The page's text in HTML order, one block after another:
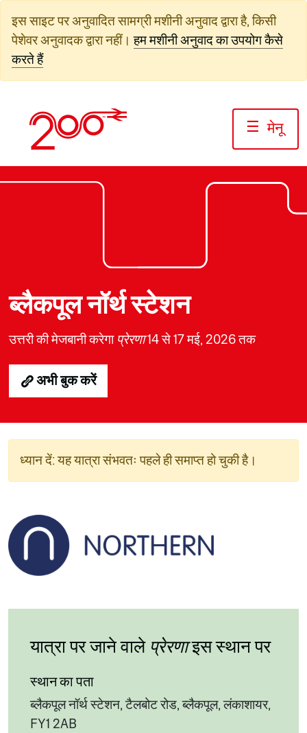
जाएं
इस साइट पर अनुवादित सामग्री मशीनी अनुवाद द्वारा है, किसी
पेशेवर अनुवादक द्वारा नहीं। हम मशीनी अनुवाद का उपयोग कैसे
करते हैं
☰ मेनू
ब्लैकपूल नॉर्थ स्टेशन
उत्तरी की मेजबानी करेगा प्रेरणा14 से 17 मई, 2026 तक
अभी बुक करें
ध्यान दें: यह यात्रा संभवतः पहले ही समाप्त हो चुकी है।
यात्रा पर जाने वाले प्रेरणाइस स्थान पर
स्थान का पता
ब्लैकपूल नॉर्थ स्टेशन, टैलबोट रोड, ब्लैकपूल, लंकाशायर,
FY1 2AB